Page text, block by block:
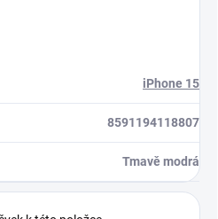
iPhone 15
8591194118807
Tmavě modrá